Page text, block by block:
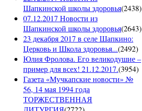
Шапкинской школы здоровья(2438)
07.12.2017 Новости из
Шапкинской школы здоровья(2643)
23 декабря 2017 в селе Шапкино:
Церковь и Школа здоровья...(2492)
Юлия Фролова. Его великодушие –
пример для всех! 21.12.2017.(3954)
Газета «Мучкапские новости» №
56, 14 мая 1994 года
ТОРЖЕСТВЕННАЯ